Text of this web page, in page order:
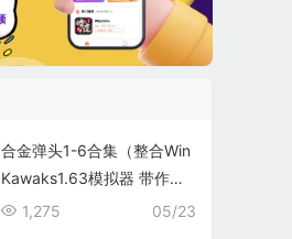
合金弹头1-6合集（整合Win
Kawaks1.63模拟器 带作弊
码）
05/23
1,275